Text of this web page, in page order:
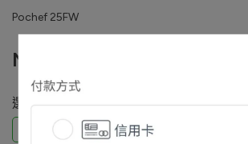
Pochef 25FW
NT$1,580
選自己的名字下單
Weiber Huang / XL